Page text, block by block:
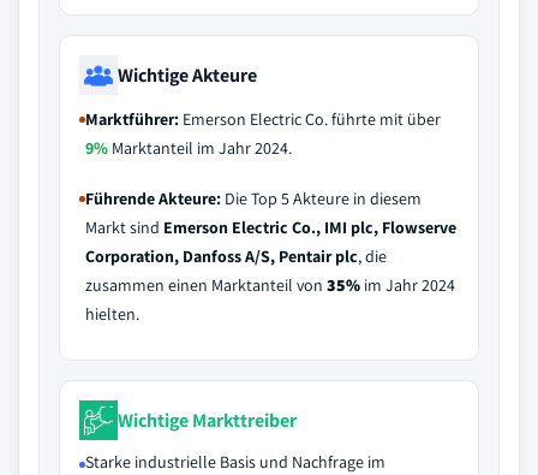
Wichtige Akteure
Marktführer: Emerson Electric Co. führte mit über
9% Marktanteil im Jahr 2024.
Führende Akteure: Die Top 5 Akteure in diesem
Markt sind Emerson Electric Co., IMI plc, Flowserve
Corporation, Danfoss A/S, Pentair plc, die
zusammen einen Marktanteil von 35% im Jahr 2024
hielten.
Wichtige Markttreiber
Starke industrielle Basis und Nachfrage im